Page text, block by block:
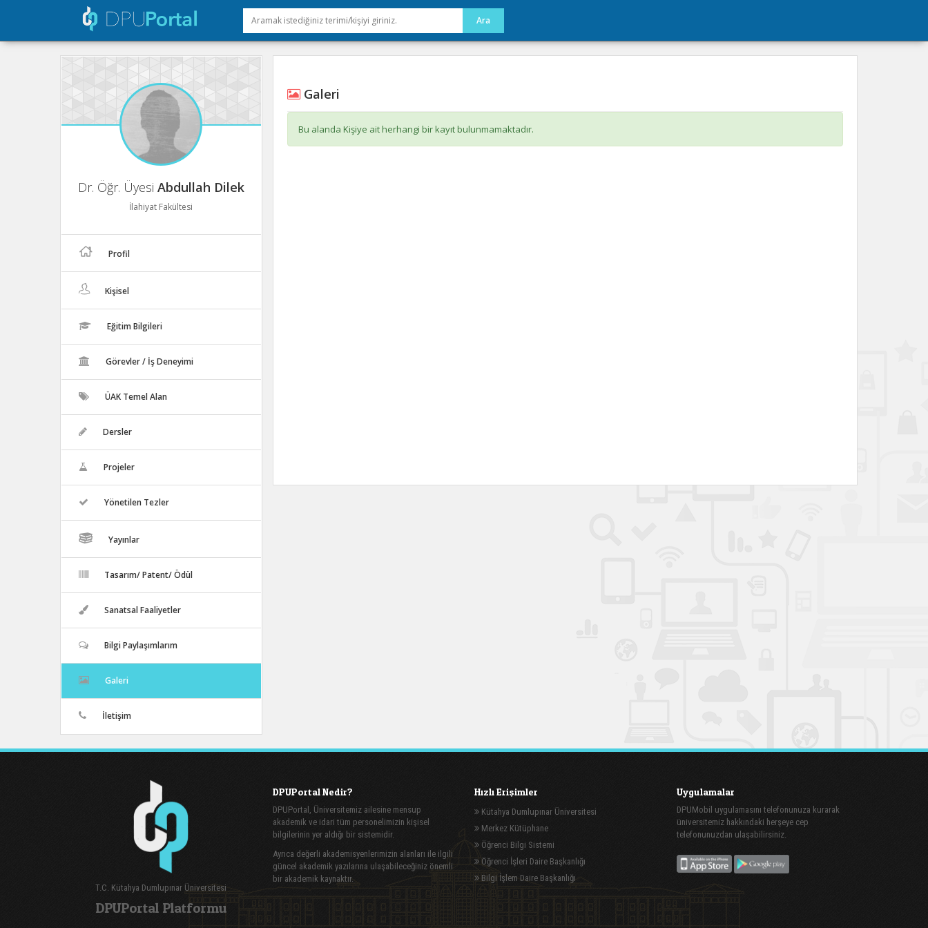
Dr. Öğr. Üyesi Abdullah Dilek
İlahiyat Fakültesi
Profil
Kişisel
Eğitim Bilgileri
Görevler / İş Deneyimi
ÜAK Temel Alan
Dersler
Projeler
Yönetilen Tezler
Yayınlar
Tasarım/ Patent/ Ödül
Sanatsal Faaliyetler
Bilgi Paylaşımlarım
Galeri
İletişim
Galeri
Bu alanda Kişiye ait herhangi bir kayıt bulunmamaktadır.
T.C. Kütahya Dumlupınar Üniversitesi
DPUPortal Platformu
DPUPortal Nedir?
DPUPortal, Üniversitemiz ailesine mensup
akademik ve idari tüm personelimizin kişisel
bilgilerinin yer aldığı bir sistemidir.
Ayrıca değerli akademisyenlerimizin alanları ile ilgili
güncel akademik yazılarına ulaşabileceğiniz önemli
bir akademik kaynaktır.
Hızlı Erişimler
Kütahya Dumlupınar Üniversitesi
Merkez Kütüphane
Öğrenci Bilgi Sistemi
Öğrenci İşleri Daire Başkanlığı
Bilgi İşlem Daire Başkanlığı
Uygulamalar
DPUMobil uygulamasını telefonunuza kurarak
üniversitemiz hakkındaki herşeye cep
telefonunuzdan ulaşabilirsiniz.